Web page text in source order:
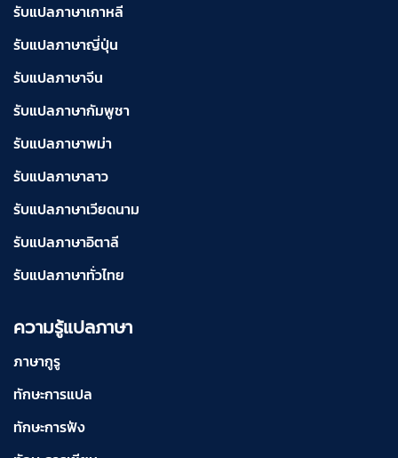
รับแปลภาษาเกาหลี
รับแปลภาษาญี่ปุ่น
รับแปลภาษาจีน
รับแปลภาษากัมพูชา
รับแปลภาษาพม่า
รับแปลภาษาลาว
รับแปลภาษาเวียดนาม
รับแปลภาษาอิตาลี
รับแปลภาษาทั่วไทย
ความรู้แปลภาษา
ภาษากูรู
ทักษะการแปล
ทักษะการฟัง